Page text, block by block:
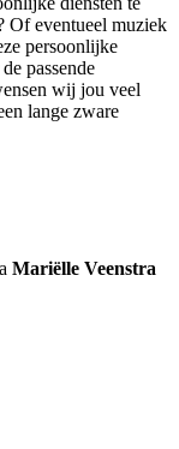
Of eventueel muziek
persoonlijke
passende
wij jou veel
lange zware
Mariëlle Veenstra